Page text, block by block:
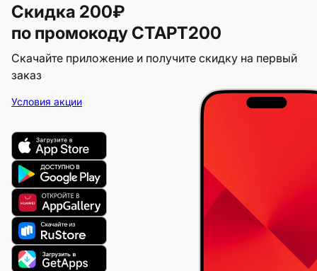
Скидка 200₽
по промокоду СТАРТ200
Скачайте приложение и получите скидку на первый
заказ
Условия акции